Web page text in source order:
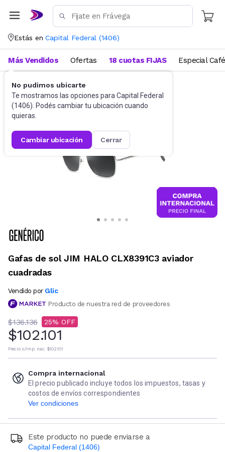
Estás en Capital Federal (1406)
No pudimos ubicarte
Te mostramos las opciones para Capital Federal
(1406). Podés cambiar tu ubicación cuando
quieras.
cambiar ubicación cerrar
Más Vendidos Ofertas 18 cuotas FIJAS Especial Café
Accesorios Anteojos de sol
Gafas de sol JIM HALO CLX8391C3 aviador
cuadradas
Vendido por Glic
Producto de nuestra red de proveedores
$136.136 25
$102.101
Precio s/imp. nac. $102.101
Compra internacional
El precio publicado incluye todos los impuestos, tasas y
costos de envíos correspondientes
Ver condiciones
Este producto no puede enviarse a
Capital Federal (1406)